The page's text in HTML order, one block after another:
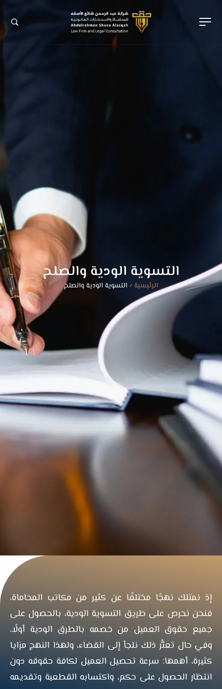
التسوية الودية والصلح
الرئيسية / التسوية الودية والصلح
إذ نمتلك نهجًا مختلفًا عن كثير من مكاتب المحاماة،
فنحن نحرص على طريق التسوية الودية، بالحصول على
جميع حقوق العميل من خصمه بالطرق الودية أولًا،
وفي حال تعثُّر ذلك نلجأ إلى القضاء، ولهذا النهج مزايا
كثيرة، أهمها: سرعة تحصيل العميل لكافة حقوقه دون
انتظار الحصول على حكم، واكتسابه القطعية وتقديمه